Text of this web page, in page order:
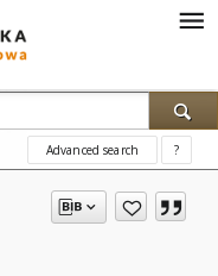
Advanced search ?